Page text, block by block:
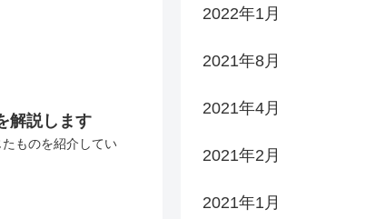
解説します
ものを紹介してい
2022年1月
2021年8月
2021年4月
2021年2月
2021年1月